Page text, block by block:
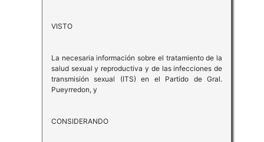
VISTO
La necesaria información sobre el tratamiento de la
salud sexual y reproductiva y de las infecciones de
transmisión sexual (ITS) en el Partido de Gral.
Pueyrredon, y
CONSIDERANDO